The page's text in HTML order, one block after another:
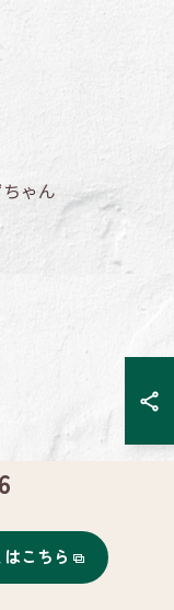
ゃん
こちら